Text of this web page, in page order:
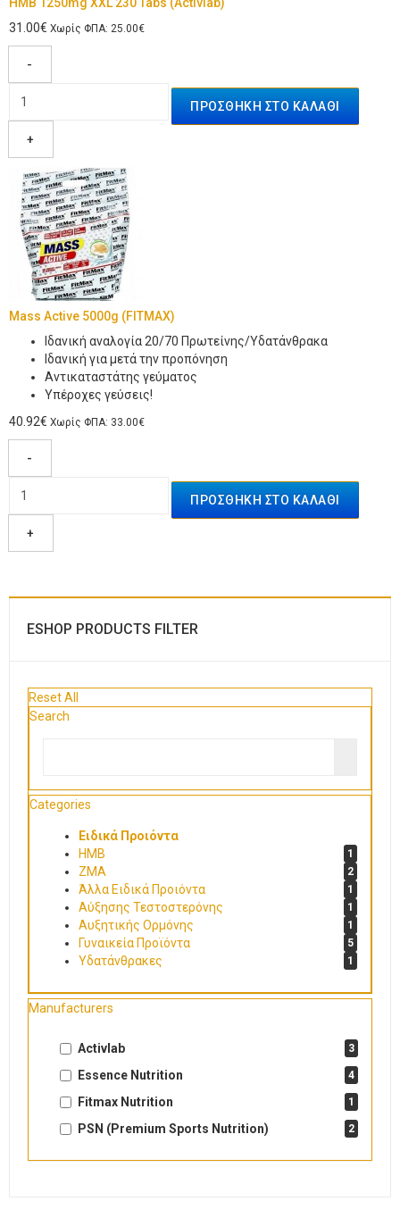
HMB 1250mg XXL 230 Tabs (Activlab)
31.00€ Χωρίς ΦΠΑ: 25.00€
-
+
Mass Active 5000g (FITMAX)
Ιδανική αναλογία 20/70 Πρωτείνης/Υδατάνθρακα
Ιδανική για μετά την προπόνηση
Αντικαταστάτης γεύματος
Υπέροχες γεύσεις!
40.92€ Χωρίς ΦΠΑ: 33.00€
-
+
ESHOP PRODUCTS FILTER
Reset All
Search
Categories
Ειδικά Προιόντα
HMB
1
ZMA 2
Άλλα Ειδικά Προιόντα 1
Αύξησης Τεστοστερόνης 1
Αυξητικής Ορμόνης 1
Γυναικεία Προϊόντα 5
Υδατάνθρακες 1
Manufacturers
Activlab 3
Essence Nutrition 4
Fitmax Nutrition 1
PSN (Premium Sports Nutrition) 2